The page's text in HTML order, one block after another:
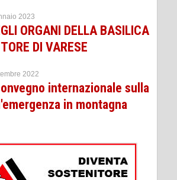
2023
ORGANI DELLA BASILICA
DI VARESE
2022
internazionale sulla
in montagna